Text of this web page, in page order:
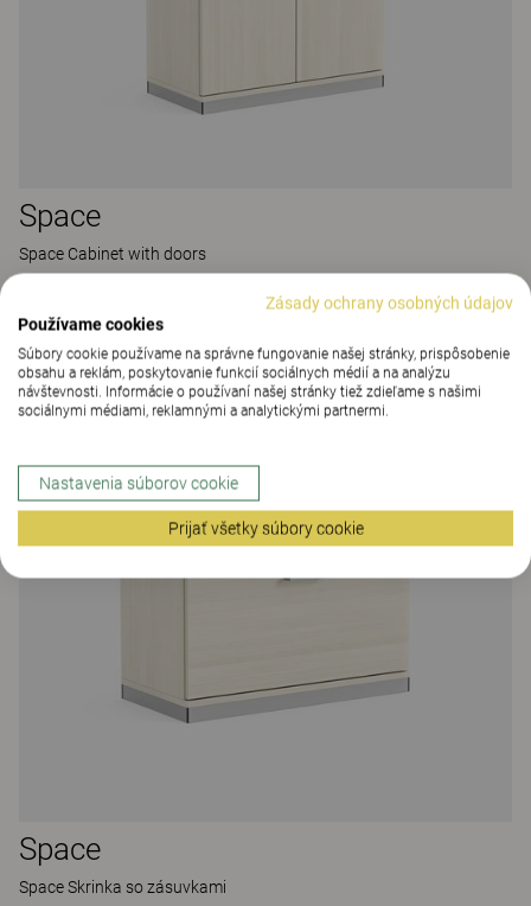
Space
Space Cabinet with doors
Space
Space Skrinka so zásuvkami
Zásady ochrany osobných údajov
Používame cookies
Súbory cookie používame na správne fungovanie našej stránky, prispôsobenie
obsahu a reklám, poskytovanie funkcií sociálnych médií a na analýzu
návštevnosti. Informácie o používaní našej stránky tiež zdieľame s našimi
sociálnymi médiami, reklamnými a analytickými partnermi.
Nastavenia súborov cookie
Prijať všetky súbory cookie